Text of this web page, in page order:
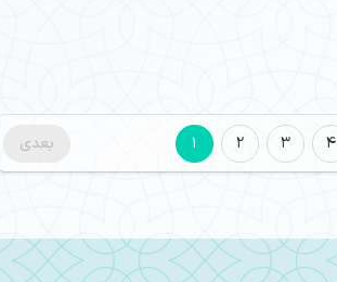
بعدی 1 2 3 4